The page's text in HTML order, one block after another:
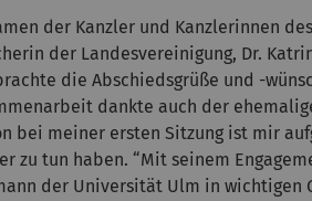
der Kanzler und Kanzlerinnen
der Landesvereinigung, Dr.
die Abschiedsgrüße und -
dankte auch der
bei meiner ersten Sitzung ist mir
zu tun haben. “Mit seinem
der Universität Ulm in wichtigen